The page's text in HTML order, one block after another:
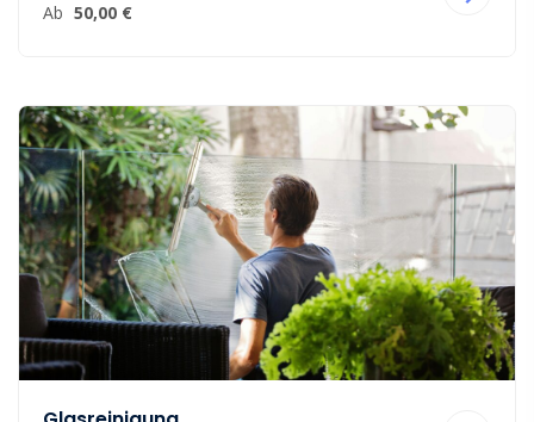
Ab 50,00 €